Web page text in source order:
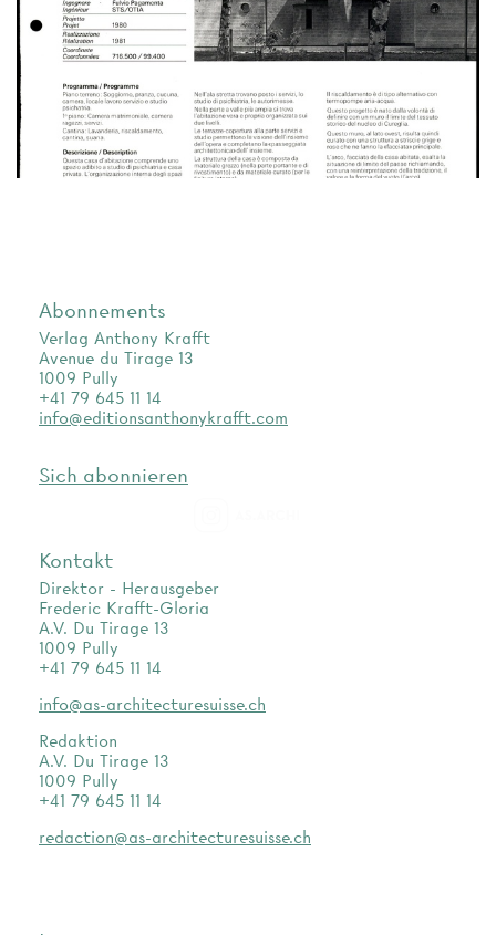
Abonnements
Verlag Anthony Krafft
Avenue du Tirage 13
1009 Pully
+41 79 645 11 14
info@editionsanthonykrafft.com
Sich abonnieren
Kontakt
Direktor - Herausgeber
Frederic Krafft-Gloria
A.V. Du Tirage 13
1009 Pully
+41 79 645 11 14
info@as-architecturesuisse.ch
Redaktion
A.V. Du Tirage 13
1009 Pully
+41 79 645 11 14
redaction@as-architecturesuisse.ch